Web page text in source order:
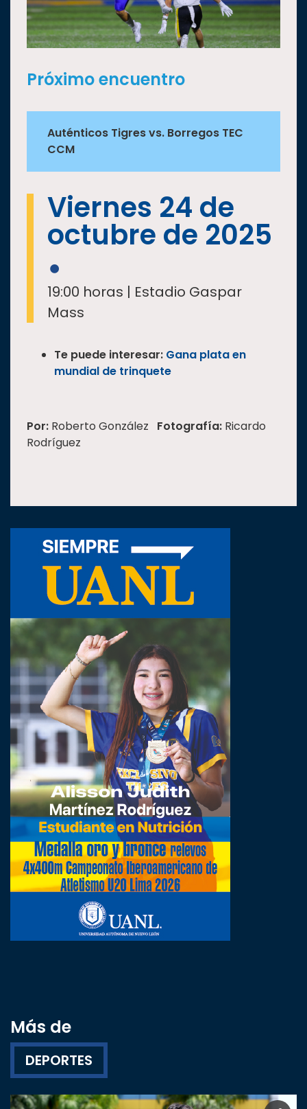
Próximo encuentro
Auténticos Tigres vs. Borregos TEC
CCM
Viernes 24 de
octubre de 2025
19:00 horas | Estadio Gaspar
Mass
Te puede interesar: Gana plata en
mundial de trinquete
Por: Roberto González Fotografía: Ricardo
Rodríguez
Más de
DEPORTES